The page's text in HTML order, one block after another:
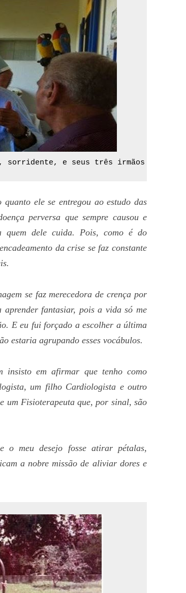
sorridente, e seus três irmãos sentados
ele se entregou ao estudo das
perversa que sempre causou e
quem dele cuida. Pois, como é do
da crise se faz constante
se faz merecedora de crença por
fantasiar, pois a vida só me
E eu fui forçado a escolher a última
estaria agrupando esses vocábulos.
insisto em afirmar que tenho como
um filho Cardiologista e outro
um Fisioterapeuta que, por sinal, são
o meu desejo fosse atirar pétalas,
a nobre missão de aliviar dores e